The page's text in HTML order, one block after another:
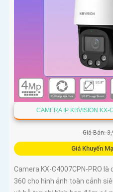
CAMERA IP KBVISION
Giá Bán:
Giá Khuyến
Camera KX-C4007CPN-PRO
360 cho hình ảnh toàn cảnh